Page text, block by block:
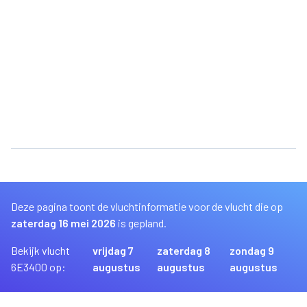
Deze pagina toont de vluchtinformatie voor de vlucht die op
zaterdag 16 mei 2026 is gepland.
Bekijk vlucht
6E3400 op:
vrijdag 7
augustus
zaterdag 8
augustus
zondag 9
augustus